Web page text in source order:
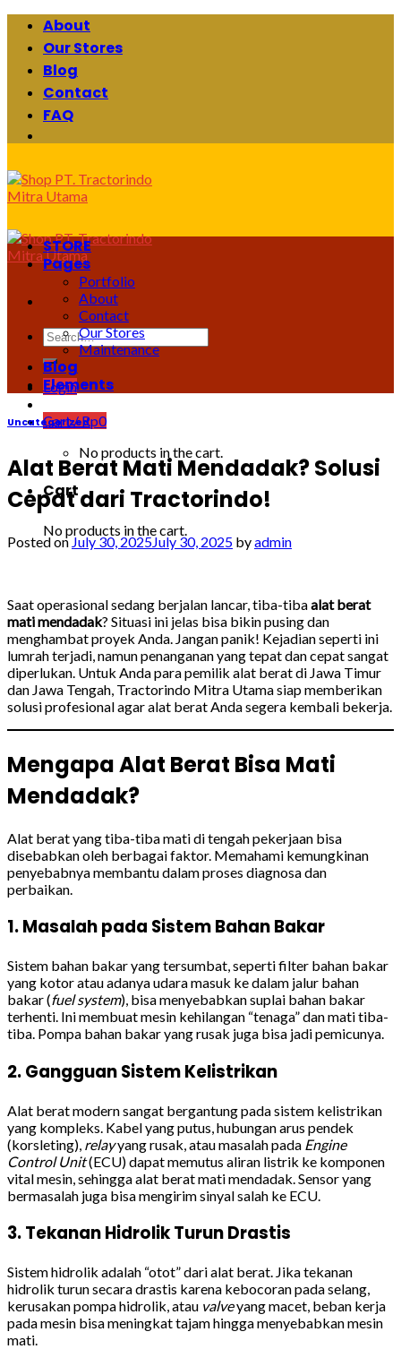
Skip
content
About
Our Stores
Blog
Contact
FAQ
Search
for:
Login
Cart /Rp0
No products in the cart.
Cart
No products in the cart.
STORE
Pages
Portfolio
About
Contact
Our Stores
Maintenance
Blog
Elements
Uncategorized
Alat Berat Mati Mendadak? Solusi
Cepat dari Tractorindo!
Posted onJuly 30, 2025July 30, 2025 byadmin
Saat operasional sedang berjalan lancar, tiba-tibaalat berat
mati mendadak? Situasi ini jelas bisa bikin pusing dan
menghambat proyek Anda. Jangan panik! Kejadian seperti ini
lumrah terjadi, namun penanganan yang tepat dan cepat sangat
diperlukan. Untuk Anda para pemilik alat berat di Jawa Timur
dan Jawa Tengah, Tractorindo Mitra Utama siap memberikan
solusi profesional agar alat berat Anda segera kembali bekerja.
Mengapa Alat Berat Bisa Mati
Mendadak?
Alat berat yang tiba-tiba mati di tengah pekerjaan bisa
disebabkan oleh berbagai faktor. Memahami kemungkinan
penyebabnya membantu dalam proses diagnosa dan
perbaikan.
1. Masalah pada Sistem Bahan Bakar
Sistem bahan bakar yang tersumbat, seperti filter bahan bakar
yang kotor atau adanya udara masuk ke dalam jalur bahan
bakar (fuel system), bisa menyebabkan suplai bahan bakar
terhenti. Ini membuat mesin kehilangan “tenaga” dan mati tiba-
tiba. Pompa bahan bakar yang rusak juga bisa jadi pemicunya.
2. Gangguan Sistem Kelistrikan
Alat berat modern sangat bergantung pada sistem kelistrikan
yang kompleks. Kabel yang putus, hubungan arus pendek
(korsleting), relayyang rusak, atau masalah pada Engine
Control Unit(ECU) dapat memutus aliran listrik ke komponen
vital mesin, sehingga alat berat mati mendadak. Sensor yang
bermasalah juga bisa mengirim sinyal salah ke ECU.
3. Tekanan Hidrolik Turun Drastis
Sistem hidrolik adalah “otot” dari alat berat. Jika tekanan
hidrolik turun secara drastis karena kebocoran pada selang,
kerusakan pompa hidrolik, atau valveyang macet, beban kerja
pada mesin bisa meningkat tajam hingga menyebabkan mesin
mati.